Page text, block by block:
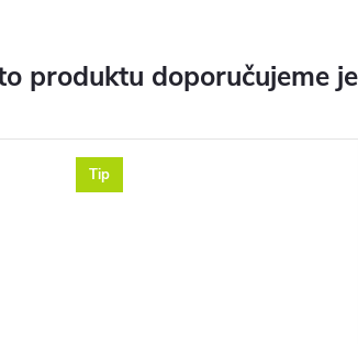
produktu doporučujeme
Tip